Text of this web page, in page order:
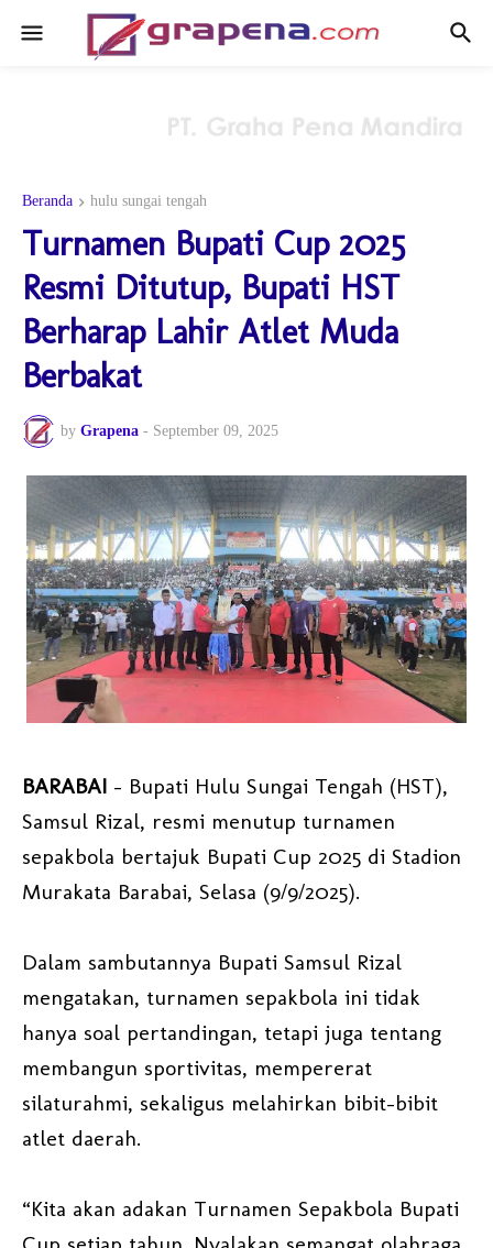
Beranda hulu sungai tengah
Turnamen Bupati Cup 2025
Resmi Ditutup, Bupati HST
Berharap Lahir Atlet Muda
Berbakat
by Grapena - September 09, 2025
BARABAI - Bupati Hulu Sungai Tengah (HST),
Samsul Rizal, resmi menutup turnamen
sepakbola bertajuk Bupati Cup 2025 di Stadion
Murakata Barabai, Selasa (9/9/2025).
Dalam sambutannya Bupati Samsul Rizal
mengatakan, turnamen sepakbola ini tidak
hanya soal pertandingan, tetapi juga tentang
membangun sportivitas, mempererat
silaturahmi, sekaligus melahirkan bibit-bibit
atlet daerah.
“Kita akan adakan Turnamen Sepakbola Bupati